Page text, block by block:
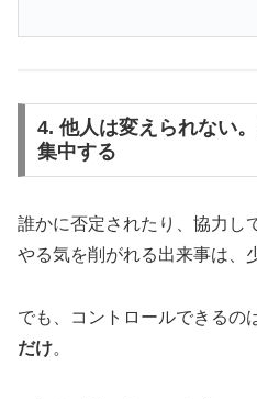
4. 他人は変えられない
集中する
誰かに否定されたり、協力し
やる気を削がれる出来事は、
でも、コントロールできるの
だけ。